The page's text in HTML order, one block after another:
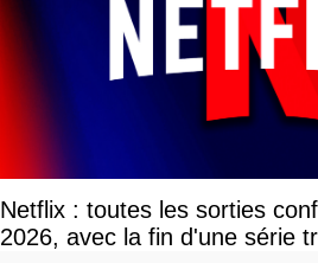
Netflix : toutes les sorties
2026, avec la fin d'une série